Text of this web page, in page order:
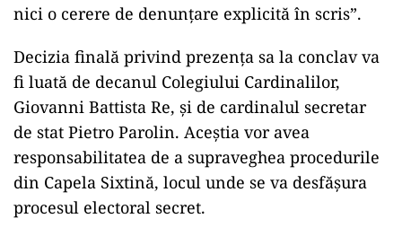
nici o cerere de denunțare explicită în scris”.
Decizia finală privind prezența sa la conclav va
fi luată de decanul Colegiului Cardinalilor,
Giovanni Battista Re, și de cardinalul secretar
de stat Pietro Parolin. Aceștia vor avea
responsabilitatea de a supraveghea procedurile
din Capela Sixtină, locul unde se va desfășura
procesul electoral secret.